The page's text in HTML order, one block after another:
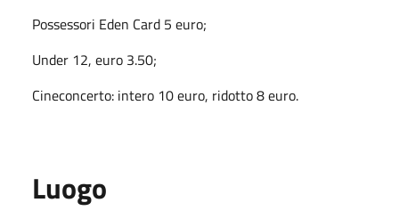
Possessori Eden Card 5 euro;
Under 12, euro 3.50;
Cineconcerto: intero 10 euro, ridotto 8 euro.
Luogo